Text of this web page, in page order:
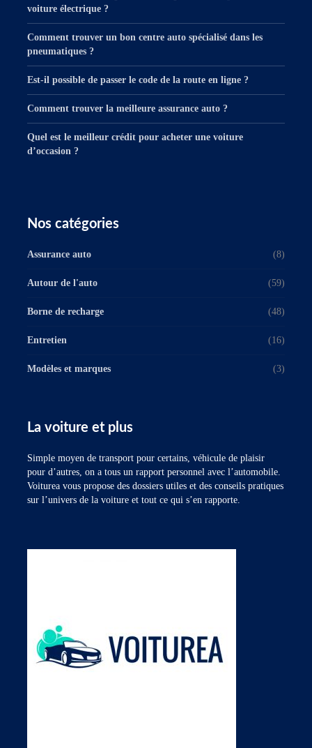
voiture électrique ?
Comment trouver un bon centre auto spécialisé dans les
pneumatiques ?
Est-il possible de passer le code de la route en ligne ?
Comment trouver la meilleure assurance auto ?
Quel est le meilleur crédit pour acheter une voiture
d’occasion ?
Nos catégories
Assurance auto (8)
Autour de l'auto (59)
Borne de recharge (48)
Entretien (16)
Modèles et marques (3)
La voiture et plus
Simple moyen de transport pour certains, véhicule de plaisir
pour d’autres, on a tous un rapport personnel avec l’automobile.
Voiturea vous propose des dossiers utiles et des conseils pratiques
sur l’univers de la voiture et tout ce qui s’en rapporte.